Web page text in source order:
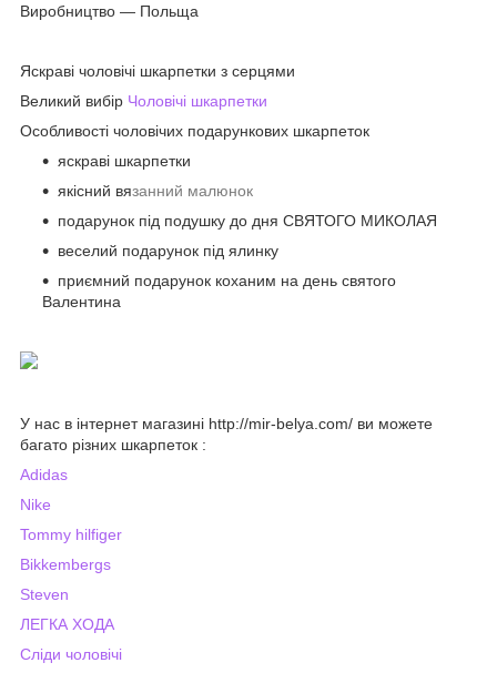
Виробництво ― Польща
Яскраві чоловічі шкарпетки з серцями
Великий вибір Чоловічі шкарпетки
Особливості чоловічих подарункових шкарпеток
яскраві шкарпетки
якісний вязанний малюнок
подарунок під подушку до дня СВЯТОГО МИКОЛАЯ
веселий подарунок під ялинку
приємний подарунок коханим на день святого
Валентина
У нас в інтернет магазині http://mir-belya.com/ ви можете
багато різних шкарпеток :
Adidas
Nike
Tommy hilfiger
Bikkembergs
Steven
ЛЕГКА ХОДА
Сліди чоловічі